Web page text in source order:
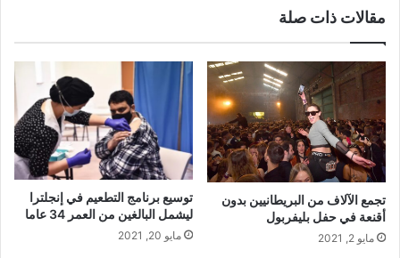
مقالات ذات صلة
تجمع الآلاف من البريطانيين بدون
أقنعة في حفل بليفربول
مايو 2, 2021
توسيع برنامج التطعيم في إنجلترا
ليشمل البالغين من العمر 34 عاما
مايو 20, 2021